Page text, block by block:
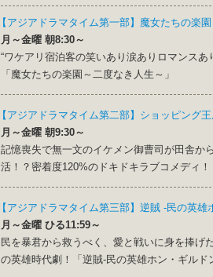
【アジアドラマタイム第一部】魔女たちの楽
月～金曜 朝8:30～
“ワケアリ宿泊客の笑いあり涙ありロマンス
「魔女たちの楽園～二度なき人生～」
【アジアドラマタイム第二部】ショッピング
月～金曜 朝9:30～
記憶喪失で無一文のイケメン御曹司が田舎か
活！？密着度120%のドキドキラブコメディ
【アジアドラマタイム第三部】逆賊 -民の英雄
月～金曜 ひる11:59～
民を暴君から救うべく、愛と戦いに身を捧げ
の英雄時代劇！「逆賊‐民の英雄ホン・ギルド